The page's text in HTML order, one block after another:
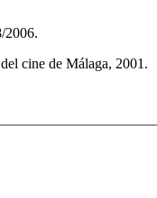
2006.
cine de Málaga, 2001.